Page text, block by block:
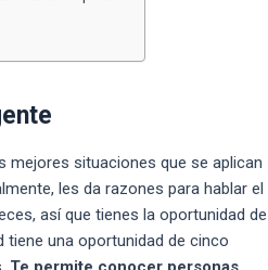
situaciones que se aplican
les da razones para hablar el
así que tienes la oportunidad de
una oportunidad de cinco